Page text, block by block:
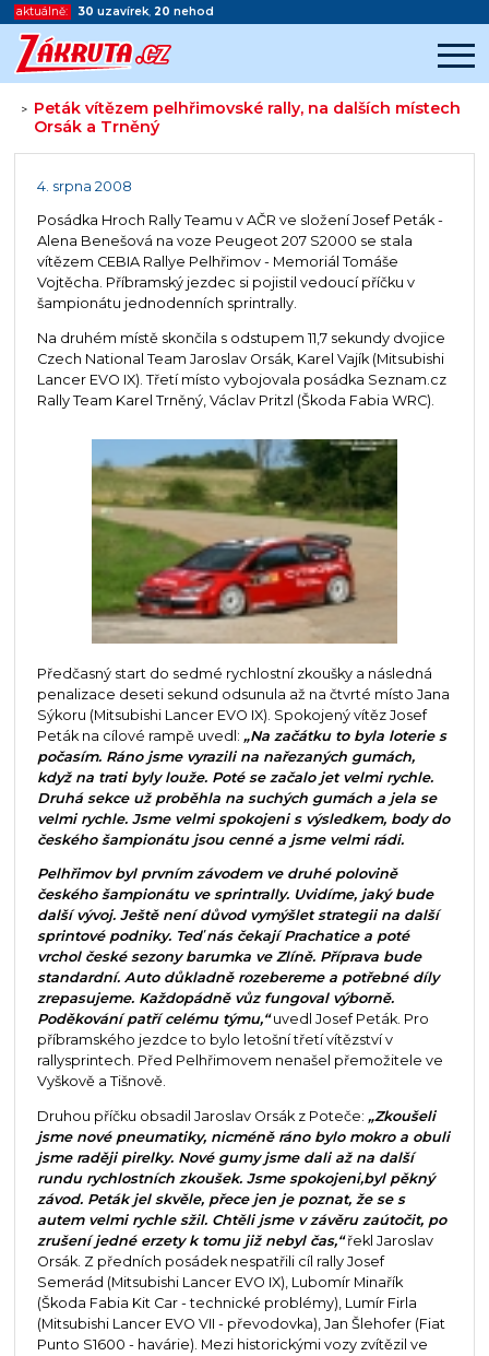
aktuálně: 30 uzavírek, 20 nehod
> Peták vítězem pelhřimovské rally, na dalších místech
Orsák a Trněný
Začátek reklamy
4. srpna 2008
Posádka Hroch Rally Teamu v AČR ve složení Josef Peták -
Alena Benešová na voze Peugeot 207 S2000 se stala
vítězem CEBIA Rallye Pelhřimov - Memoriál Tomáše
Vojtěcha. Příbramský jezdec si pojistil vedoucí příčku v
šampionátu jednodenních sprintrally.
Na druhém místě skončila s odstupem 11,7 sekundy dvojice
Czech National Team Jaroslav Orsák, Karel Vajík (Mitsubishi
Lancer EVO IX). Třetí místo vybojovala posádka Seznam.cz
Rally Team Karel Trněný, Václav Pritzl (Škoda Fabia WRC).
Předčasný start do sedmé rychlostní zkoušky a následná
penalizace deseti sekund odsunula až na čtvrté místo Jana
Sýkoru (Mitsubishi Lancer EVO IX). Spokojený vítěz Josef
Peták na cílové rampě uvedl: „Na začátku to byla loterie s
počasím. Ráno jsme vyrazili na nařezaných gumách,
když na trati byly louže. Poté se začalo jet velmi rychle.
Druhá sekce už proběhla na suchých gumách a jela se
velmi rychle. Jsme velmi spokojeni s výsledkem, body do
českého šampionátu jsou cenné a jsme velmi rádi.
Pelhřimov byl prvním závodem ve druhé polovině
českého šampionátu ve sprintrally. Uvidíme, jaký bude
další vývoj. Ještě není důvod vymýšlet strategii na další
sprintové podniky. Teď nás čekají Prachatice a poté
vrchol české sezony barumka ve Zlíně. Příprava bude
standardní. Auto důkladně rozebereme a potřebné díly
zrepasujeme. Každopádně vůz fungoval výborně.
Poděkování patří celému týmu,“uvedl Josef Peták. Pro
příbramského jezdce to bylo letošní třetí vítězství v
rallysprintech. Před Pelhřimovem nenašel přemožitele ve
Vyškově a Tišnově.
Druhou příčku obsadil Jaroslav Orsák z Poteče: „Zkoušeli
jsme nové pneumatiky, nicméně ráno bylo mokro a obuli
jsme raději pirelky. Nové gumy jsme dali až na další
rundu rychlostních zkoušek. Jsme spokojeni,byl pěkný
závod. Peták jel skvěle, přece jen je poznat, že se s
autem velmi rychle sžil. Chtěli jsme v závěru zaútočit, po
zrušení jedné erzety k tomu již nebyl čas,“řekl Jaroslav
Orsák. Z předních posádek nespatřili cíl rally Josef
Semerád (Mitsubishi Lancer EVO IX), Lubomír Minařík
(Škoda Fabia Kit Car - technické problémy), Lumír Firla
(Mitsubishi Lancer EVO VII - převodovka), Jan Šlehofer (Fiat
Punto S1600 - havárie). Mezi historickými vozy zvítězil ve